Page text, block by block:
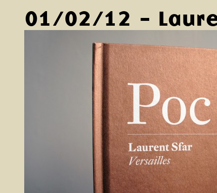
01/02/12 -